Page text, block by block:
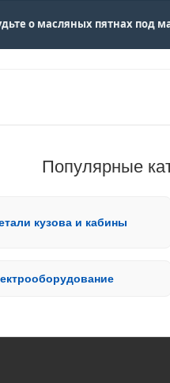
о масляных пятнах под
Популярные
кузова и кабины